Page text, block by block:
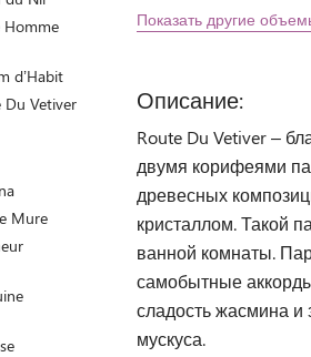
Homme
d’Habit
Du Vetiver
Mure
Показать другие
Описание:
Route Du Vetiver –
двумя корифеями
древесных
кристаллом. Такой
ванной комнаты.
самобытные
сладость жасмина
мускуса.